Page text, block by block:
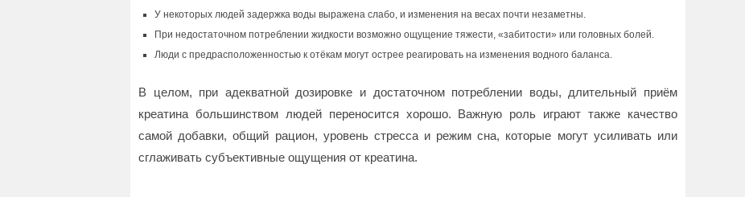
У некоторых людей задержка воды выражена слабо, и изменения на весах почти незаметны.
При недостаточном потреблении жидкости возможно ощущение тяжести, «забитости» или головных болей.
Люди с предрасположенностью к отёкам могут острее реагировать на изменения водного баланса.
В целом, при адекватной дозировке и достаточном потреблении воды, длительный приём
креатина большинством людей переносится хорошо. Важную роль играют также качество
самой добавки, общий рацион, уровень стресса и режим сна, которые могут усиливать или
сглаживать субъективные ощущения от креатина.